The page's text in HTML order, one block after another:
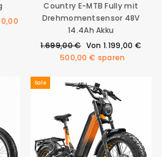
Country E-MTB Fully mit
Drehmomentsensor 48V
14.4Ah Akku
Normaler
1.699,00 € Sonderpreis
Von 1.199,00 €
500,00 € sparen
Sale